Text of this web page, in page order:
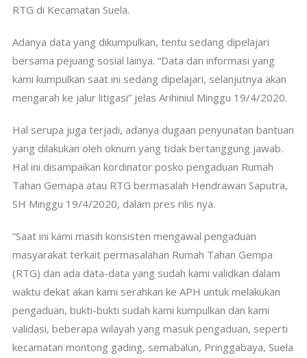
RTG di Kecamatan Suela.
Adanya data yang dikumpulkan, tentu sedang dipelajari
bersama pejuang sosial lainya. “Data dan informasi yang
kami kumpulkan saat ini sedang dipelajari, selanjutnya akan
mengarah ke jalur litigasi” jelas Arihiniul Minggu 19/4/2020.
Hal serupa juga terjadi, adanya dugaan penyunatan bantuan
yang dilakukan oleh oknum yang tidak bertanggung jawab.
Hal ini disampaikan kordinator posko pengaduan Rumah
Tahan Gemapa atau RTG bermasalah Hendrawan Saputra,
SH Minggu 19/4/2020, dalam pres rilis nya.
“Saat ini kami masih konsisten mengawal pengaduan
masyarakat terkait permasalahan Rumah Tahan Gempa
(RTG) dan ada data-data yang sudah kami validkan dalam
waktu dekat akan kami serahkan ke APH untuk melakukan
pengaduan, bukti-bukti sudah kami kumpulkan dan kami
validasi, beberapa wilayah yang masuk pengaduan, seperti
kecamatan montong gading, semabalun, Pringgabaya, Suela